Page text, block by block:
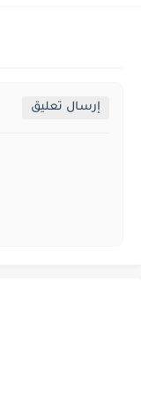
إرسال تعليق